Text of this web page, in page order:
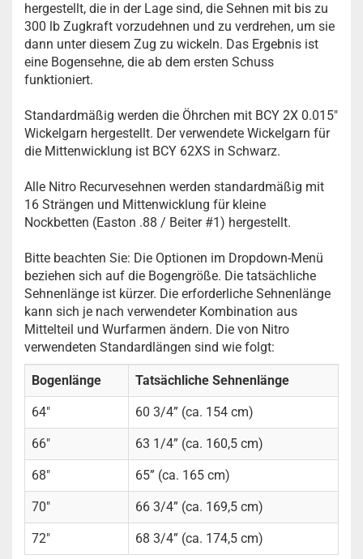
hergestellt, die in der Lage sind, die Sehnen mit bis zu
300 lb Zugkraft vorzudehnen und zu verdrehen, um sie
dann unter diesem Zug zu wickeln. Das Ergebnis ist
eine Bogensehne, die ab dem ersten Schuss
funktioniert.
Standardmäßig werden die Öhrchen mit BCY 2X 0.015"
Wickelgarn hergestellt. Der verwendete Wickelgarn für
die Mittenwicklung ist BCY 62XS in Schwarz.
Alle Nitro Recurvesehnen werden standardmäßig mit
16 Strängen und Mittenwicklung für kleine
Nockbetten (Easton .88 / Beiter #1) hergestellt.
Bitte beachten Sie: Die Optionen im Dropdown-Menü
beziehen sich auf die Bogengröße. Die tatsächliche
Sehnenlänge ist kürzer. Die erforderliche Sehnenlänge
kann sich je nach verwendeter Kombination aus
Mittelteil und Wurfarmen ändern. Die von Nitro
verwendeten Standardlängen sind wie folgt:
Bogenlänge Tatsächliche Sehnenlänge
64" 60 3/4” (ca. 154 cm)
66" 63 1/4” (ca. 160,5 cm)
68" 65” (ca. 165 cm)
70" 66 3/4” (ca. 169,5 cm)
72" 68 3/4” (ca. 174,5 cm)